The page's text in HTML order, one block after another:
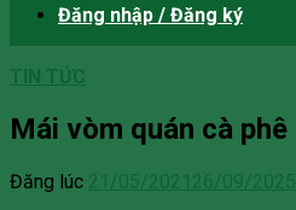
Đăng nhập / Đăng ký
TIN TỨC
Mái vòm quán cà phê
Đăng lúc 21/05/2021 26/09/2025